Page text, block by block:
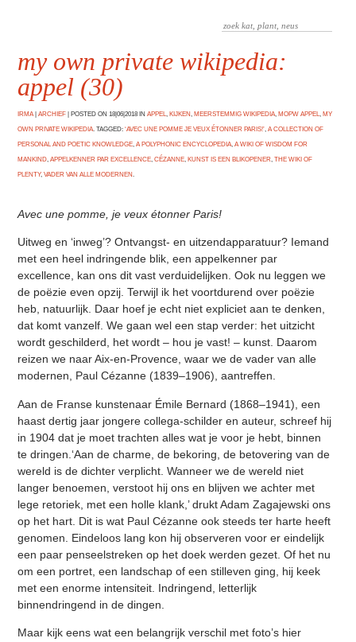
my own private wikipedia:
appel (30)
IRMA|ARCHIEF POSTED ON 18|06|2018 INAPPEL, KIJKEN, MEERSTEMMIG WIKIPEDIA, MOPW APPEL, MY
OWN PRIVATE WIKIPEDIA. TAGGED:‘AVEC UNE POMME JE VEUX ÉTONNER PARIS!’,A COLLECTION OF
PERSONAL AND POETIC KNOWLEDGE,A POLYPHONIC ENCYCLOPEDIA,A WIKI OF WISDOM FOR
MANKIND,APPELKENNER PAR EXCELLENCE,CÉZANNE, KUNST IS EEN BLIKOPENER,THE WIKI OF
PLENTY,VADER VAN ALLE MODERNEN.
Avec une pomme, je veux étonner Paris!
Uitweg en ‘inweg’? Ontvangst- en uitzendapparatuur? Iemand
met een heel indringende blik, een appelkenner par
excellence, kan ons dit vast verduidelijken. Ook nu leggen we
de poëzie even opzij. Terwijl ik het voortdurend over poëzie
heb, natuurlijk. Daar hoef je echt niet expliciet aan te denken,
dat komt vanzelf. We gaan wel een stap verder: het uitzicht
wordt geschilderd, het wordt – hou je vast! – kunst. Daarom
reizen we naar Aix-en-Provence, waar we de vader van alle
modernen, Paul Cézanne (1839–1906), aantreffen.
Aan de Franse kunstenaar Émile Bernard (1868–1941), een
haast dertig jaar jongere collega-schilder en auteur, schreef hij
in 1904 dat je moet trachten alles wat je voor je hebt, binnen
te dringen.‘Aan de charme, de bekoring, de betovering van de
wereld is de dichter verplicht. Wanneer we de wereld niet
langer benoemen, verstoot hij ons en blijven we achter met
lege retoriek, met een holle klank,’ drukt Adam Zagajewski ons
op het hart. Dit is wat Paul Cézanne ook steeds ter harte heeft
genomen. Eindeloos lang kon hij observeren voor er eindelijk
een paar penseelstreken op het doek werden gezet. Of het nu
om een portret, een landschap of een stilleven ging, hij keek
met een enorme intensiteit. Indringend, letterlijk
binnendringend in de dingen.
Maar kijk eens wat een belangrijk verschil met foto’s hier